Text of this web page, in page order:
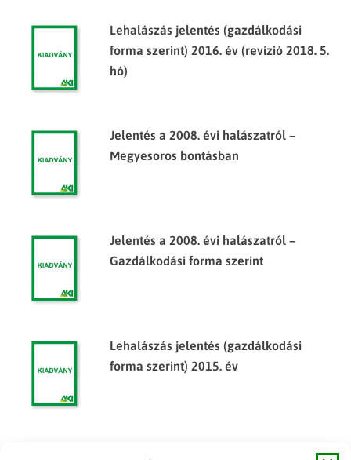
Lehalászás jelentés (gazdálkodási
forma szerint) 2016. év (revízió 2018. 5.
hó)
Jelentés a 2008. évi halászatról –
Megyesoros bontásban
Jelentés a 2008. évi halászatról –
Gazdálkodási forma szerint
Lehalászás jelentés (gazdálkodási
forma szerint) 2015. év